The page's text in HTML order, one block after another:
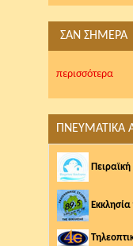
ΣΑΝ ΣΗΜΕΡΑ
περισσότερα
ΠΝΕΥΜΑΤΙΚΑ